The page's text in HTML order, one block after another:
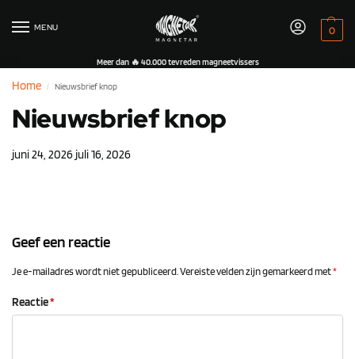
MENU 0
Meer dan 🔥 40.000 tevreden magneetvissers
Home / Nieuwsbrief knop
Nieuwsbrief knop
juni 24, 2026 juli 16, 2026
Geef een reactie
Je e-mailadres wordt niet gepubliceerd. Vereiste velden zijn gemarkeerd met*
Reactie*